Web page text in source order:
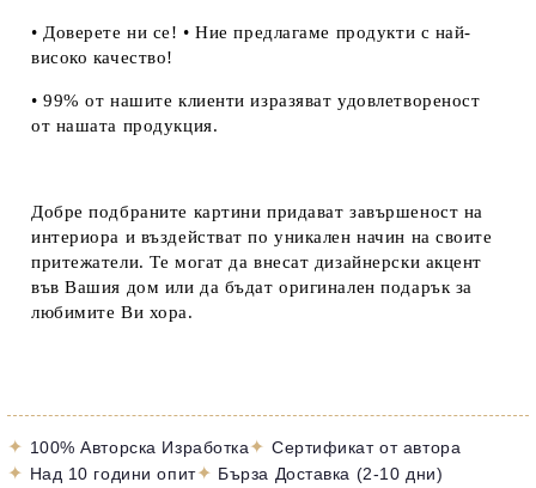
• Доверете ни се! • Ние предлагаме продукти с най-
високо качество!
• 99% от нашите клиенти изразяват удовлетвореност
от нашата продукция.
Добре подбраните картини придават завършеност на
интериора и въздействат по уникален начин на своите
притежатели. Те могат да внесат дизайнерски акцент
във Вашия дом или да бъдат оригинален подарък за
любимите Ви хора.
✦ 100% Авторска Изработка✦ Сертификат от автора
✦ Над 10 години опит✦ Бърза Доставка (2-10 дни)